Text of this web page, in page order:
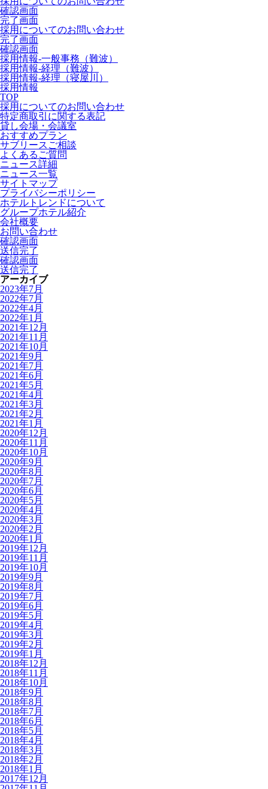
確認画面
完了画面
採用についてのお問い合わせ
完了画面
確認画面
採用情報-一般事務（難波）
採用情報-経理（難波）
採用情報-経理（寝屋川）
採用情報
TOP
採用についてのお問い合わせ
特定商取引に関する表記
貸し会場・会議室
おすすめプラン
サブリースご相談
よくあるご質問
ニュース詳細
ニュース一覧
サイトマップ
プライバシーポリシー
ホテルトレンドについて
グループホテル紹介
会社概要
お問い合わせ
確認画面
送信完了
確認画面
送信完了
アーカイブ
2023年7月
2022年7月
2022年4月
2022年1月
2021年12月
2021年11月
2021年10月
2021年9月
2021年7月
2021年6月
2021年5月
2021年4月
2021年3月
2021年2月
2021年1月
2020年12月
2020年11月
2020年10月
2020年9月
2020年8月
2020年7月
2020年6月
2020年5月
2020年4月
2020年3月
2020年2月
2020年1月
2019年12月
2019年11月
2019年10月
2019年9月
2019年8月
2019年7月
2019年6月
2019年5月
2019年4月
2019年3月
2019年2月
2019年1月
2018年12月
2018年11月
2018年10月
2018年9月
2018年8月
2018年7月
2018年6月
2018年5月
2018年4月
2018年3月
2018年2月
2018年1月
2017年12月